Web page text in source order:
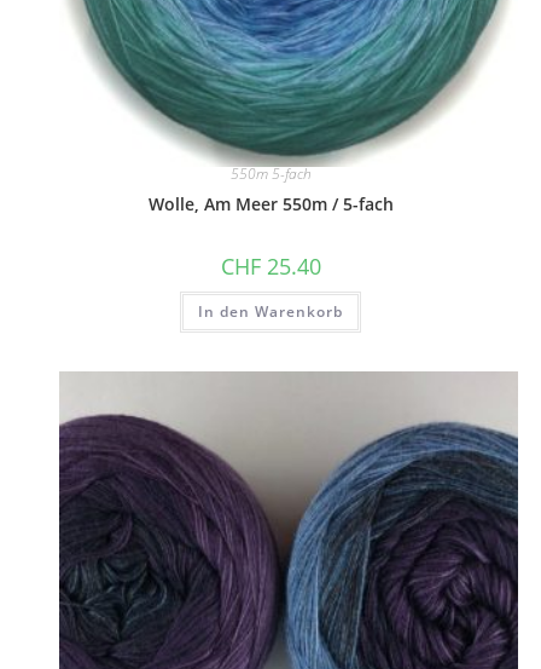
550m 5-fach
Wolle, Am Meer 550m / 5-fach
CHF25.40
In den Warenkorb